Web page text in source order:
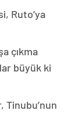
Ruto’ya
çıkma
büyük ki